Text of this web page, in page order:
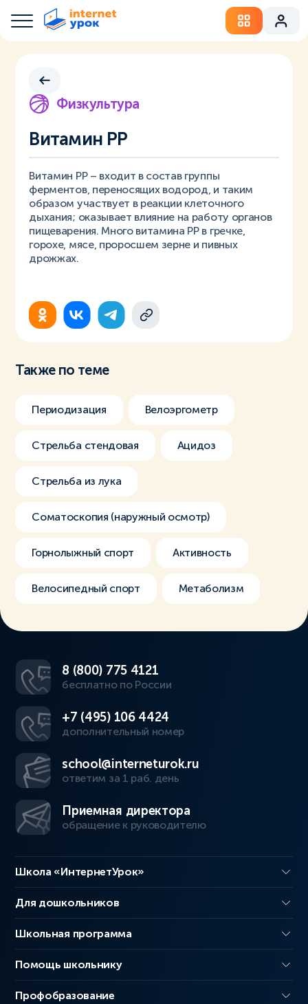
Физкультура
Витамин РР
Витамин РР – входит в состав группы
ферментов, переносящих водород, и таким
образом участвует в реакции клеточного
дыхания; оказывает влияние на работу органов
пищеварения. Много витамина РР в гречке,
горохе, мясе, проросшем зерне и пивных
дрожжах.
Также по теме
Периодизация Велоэргометр
Стрельба стендовая Ацидоз
Стрельба из лука
Соматоскопия (наружный осмотр)
Горнолыжный спорт Активность
Велосипедный спорт Метаболизм
8 (800) 775 4121
бесплатно по России
+7 (495) 106 4424
дополнительный номер
school@interneturok.ru
ответим за 1 раб. день
Приемная директора
обращение к руководителю
Школа «ИнтернетУрок»
Для дошкольников
Школьная программа
Помощь школьнику
Профобразование